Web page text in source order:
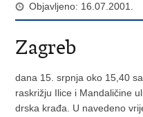
Objavljeno: 16.07.2001.
Zagreb
dana 15. srpnja oko 15,40
raskrižju Ilice i Mandaličine
drska krađa. U navedeno